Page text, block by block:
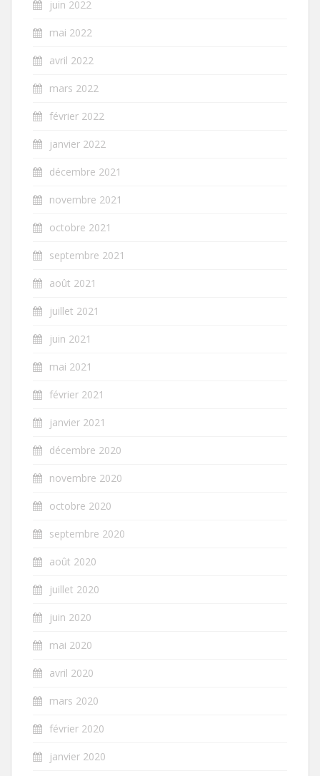
juin 2022
mai 2022
avril 2022
mars 2022
février 2022
janvier 2022
décembre 2021
novembre 2021
octobre 2021
septembre 2021
août 2021
juillet 2021
juin 2021
mai 2021
février 2021
janvier 2021
décembre 2020
novembre 2020
octobre 2020
septembre 2020
août 2020
juillet 2020
juin 2020
mai 2020
avril 2020
mars 2020
février 2020
janvier 2020